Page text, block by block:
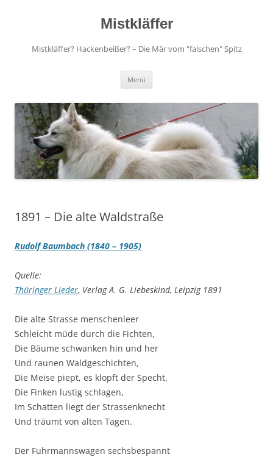
Mistkläffer
Mistkläffer? Hackenbeißer? – Die Mär vom "falschen" Spitz
Menü
1891 – Die alte Waldstraße
Rudolf Baumbach (1840 – 1905)
Quelle:
Thüringer Lieder, Verlag A. G. Liebeskind, Leipzig 1891
Die alte Strasse menschenleer
Schleicht müde durch die Fichten,
Die Bäume schwanken hin und her
Und raunen Waldgeschichten,
Die Meise piept, es klopft der Specht,
Die Finken lustig schlagen,
Im Schatten liegt der Strassenknecht
Und träumt von alten Tagen.
Der Fuhrmannswagen sechsbespannt